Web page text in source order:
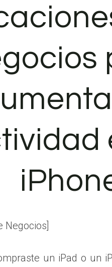
Negocios]
un iPad o un